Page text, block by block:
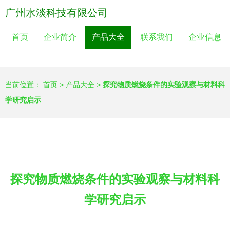
广州水淡科技有限公司
首页 企业简介 产品大全 联系我们 企业信息
当前位置： 首页 > 产品大全 > 探究物质燃烧条件的实验观察与材料科
学研究启示
探究物质燃烧条件的实验观察与材料科
学研究启示